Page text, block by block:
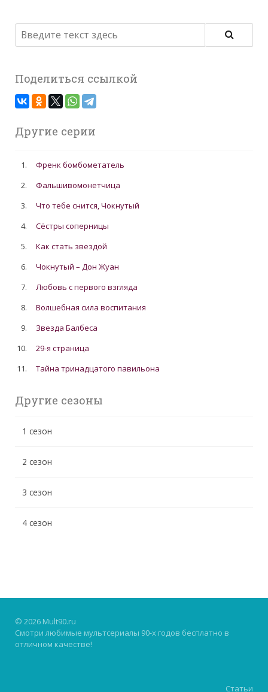
Поделиться ссылкой
Другие серии
1.
Френк бомбометатель
2.
Фальшивомонетчица
3.
Что тебе снится, Чокнутый
4.
Сёстры соперницы
5.
Как стать звездой
6.
Чокнутый – Дон Жуан
7.
Любовь с первого взгляда
8.
Волшебная сила воспитания
9.
Звезда Балбеса
10.
29-я страница
11.
Тайна тринадцатого павильона
Другие сезоны
1 сезон
2 сезон
3 сезон
4 сезон
© 2026 Mult90.ru
Смотри любимые мультсериалы 90-х годов бесплатно в
отличном качестве!
Статьи